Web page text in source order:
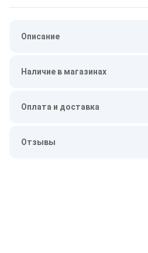
Описание
Наличие в магазинах
Оплата и доставка
Отзывы